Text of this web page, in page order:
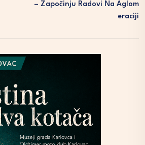
– Započinju Radovi Na Aglom
Eraciji